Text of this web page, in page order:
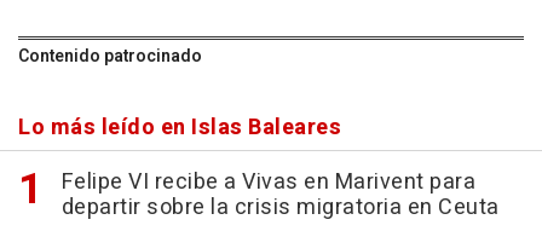
Contenido patrocinado
Lo más leído en Islas Baleares
Felipe VI recibe a Vivas en Marivent para
departir sobre la crisis migratoria en Ceuta